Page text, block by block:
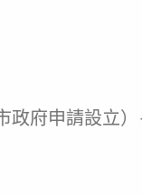
政府申請設立